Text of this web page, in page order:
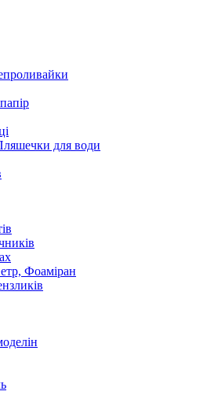
для води
Фоаміран